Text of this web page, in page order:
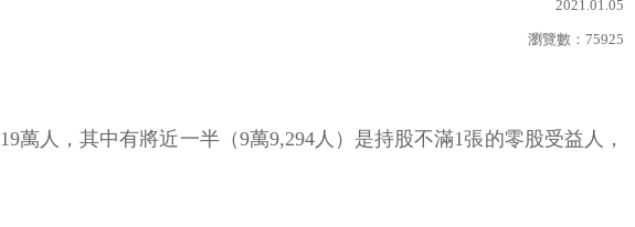
2021.01.05
瀏覽數： 75925
人，其中有將近一半（9萬9,294人）是持股不滿1張的零股受益人，